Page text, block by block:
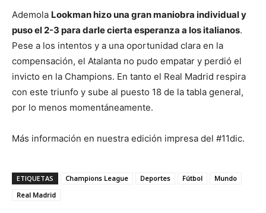
Ademola Lookman hizo una gran maniobra individual y
puso el 2-3 para darle cierta esperanza a los italianos.
Pese a los intentos y a una oportunidad clara en la
compensación, el Atalanta no pudo empatar y perdió el
invicto en la Champions. En tanto el Real Madrid respira
con este triunfo y sube al puesto 18 de la tabla general,
por lo menos momentáneamente.
Más información en nuestra edición impresa del #11dic.
ETIQUETAS Champions League Deportes Fútbol
Mundo
Real Madrid